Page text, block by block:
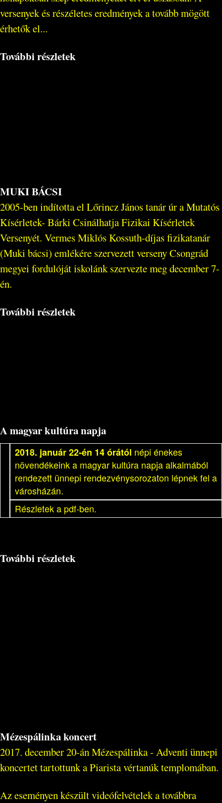
versenyek és részéletes eredmények a tovább mögött
érhetők el...
További részletek
MUKI BÁCSI
2005-ben indította el Lőrincz János tanár úr a Mutatós
Kísérletek- Bárki Csinálhatja Fizikai Kísérletek
Versenyét. Vermes Miklós Kossuth-díjas fizikatanár
(Muki bácsi) emlékére szervezett verseny Csongrád
megyei fordulóját iskolánk szervezte meg december 7-
én.
További részletek
A magyar kultúra napja
2018. január 22-én 14 órától népi énekes
növendékeink a magyar kultúra napja alkalmából
rendezett ünnepi rendezvénysorozaton lépnek fel a
városházán.
Részletek a pdf-ben.
További részletek
Mézespálinka koncert
2017. december 20-án Mézespálinka - Adventi ünnepi
koncertet tartottunk a Piarista vértanúk templomában.
Az eseményen készült videófelvételek a továbbra